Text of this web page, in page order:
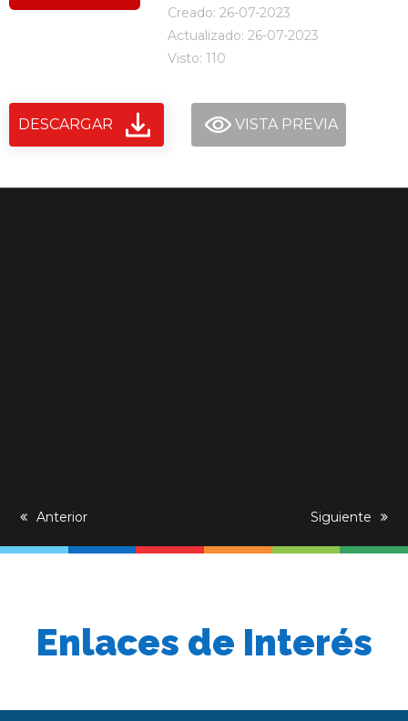
Creado: 26-07-2023
Actualizado: 26-07-2023
Visto: 110
DESCARGAR VISTA PREVIA
previous
Anterior
next
Siguiente
Enlaces de Interés